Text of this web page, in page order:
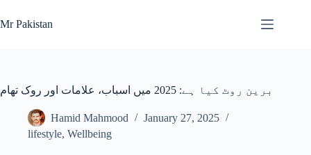
to
content
Mr Pakistan
برین روٹ کیا ہے: 2025 میں اسباب، علامات اور روک تھام
Hamid Mahmood
January 27, 2025
lifestyle, Wellbeing